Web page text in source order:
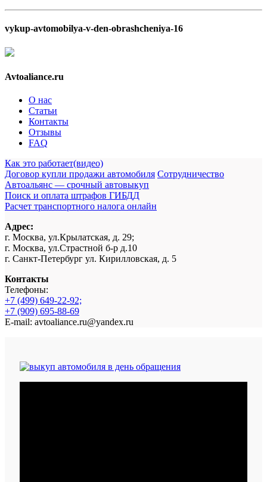
vykup-avtomobilya-v-den-obrashcheniya-16
Avtoaliance.ru
О нас
Статьи
Контакты
Отзывы
FAQ
Как это работает(видео)
Договор купли продажи автомобиля Сотрудничество
Автоальянс — срочный автовыкуп
Поиск и оплата штрафов ГИБДД
Расчет транспортного налога онлайн
Адрес:
г. Москва, ул.Крылатская, д. 29;
г. Москва, ул.Страстной б-р д.10
г. Санкт-Петербург ул. Кирилловская, д. 5
Контакты
Телефоны:
+7 (499) 649-22-92;
+7 (909) 695-88-69
E-mail: avtoaliance.ru@yandex.ru